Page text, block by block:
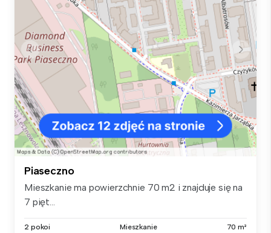
Piaseczno
Mieszkanie ma powierzchnie 70 m2 i znajduje się na
7 pięt...
2 pokoi Mieszkanie 70 m²